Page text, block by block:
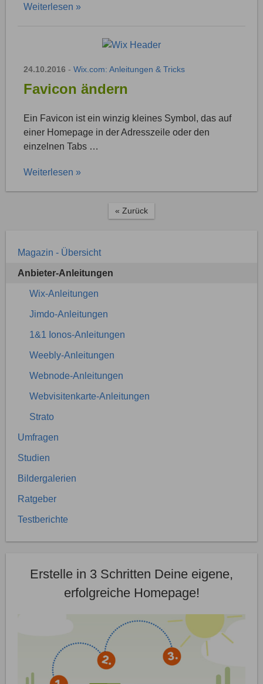
Weiterlesen »
24.10.2016 - Wix.com: Anleitungen & Tricks
Favicon ändern
Ein Favicon ist ein winzig kleines Symbol, das auf
einer Homepage in der Adresszeile oder den
einzelnen Tabs …
Weiterlesen »
« Zurück
Magazin - Übersicht
Anbieter-Anleitungen
Wix-Anleitungen
Jimdo-Anleitungen
1&1 Ionos-Anleitungen
Weebly-Anleitungen
Webnode-Anleitungen
Webvisitenkarte-Anleitungen
Strato
Umfragen
Studien
Bildergalerien
Ratgeber
Testberichte
Erstelle in 3 Schritten Deine eigene,
erfolgreiche Homepage!